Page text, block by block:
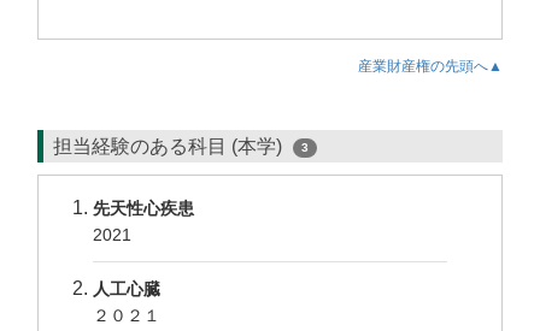
産業財産権の先頭へ▲
担当経験のある科目 (本学) 3
先天性心疾患
2021
人工心臓
２０２１